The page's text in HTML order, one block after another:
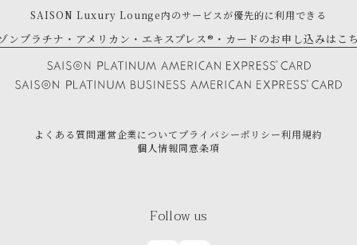
SAISON Luxury Lounge内のサービスが優先的に利用できる
ンプラチナ・アメリカン・エキスプレス®・ カードのお申し込みはこ
よくある質問運営企業についてプライバシーポリシー利用規約
個人情報同意条項
Follow us